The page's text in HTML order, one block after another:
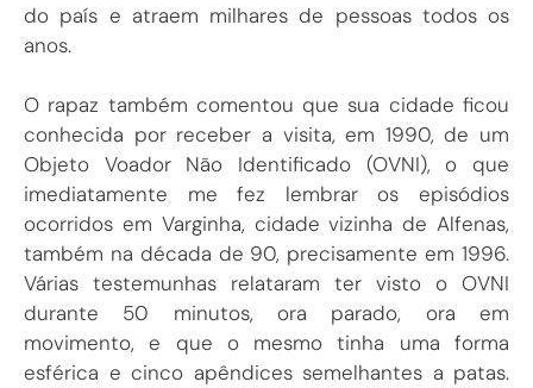
do país e atraem milhares de pessoas todos os
anos.
O rapaz também comentou que sua cidade ficou
conhecida por receber a visita, em 1990, de um
Objeto Voador Não Identificado (OVNI), o que
imediatamente me fez lembrar os episódios
ocorridos em Varginha, cidade vizinha de Alfenas,
também na década de 90, precisamente em 1996.
Várias testemunhas relataram ter visto o OVNI
durante 50 minutos, ora parado, ora em
movimento, e que o mesmo tinha uma forma
esférica e cinco apêndices semelhantes a patas.